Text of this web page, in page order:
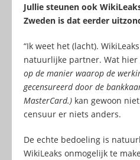
Jullie steunen ook
Zweden is dat eerder
“Ik weet het (lacht).
natuurlijke partner. Wat hier
op de manier waarop de
gecensureerd door de
MasterCard.) kan gewoon
censuur er niets anders.
De echte bedoeling is
WikiLeaks onmogelijk te